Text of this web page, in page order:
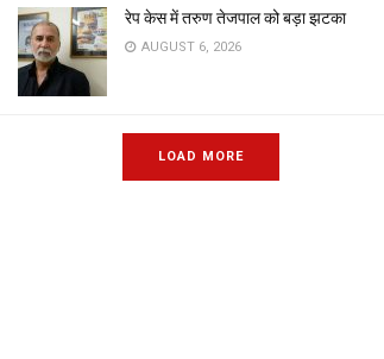
रेप केस में तरुण तेजपाल को बड़ा झटका
AUGUST 6, 2026
LOAD MORE